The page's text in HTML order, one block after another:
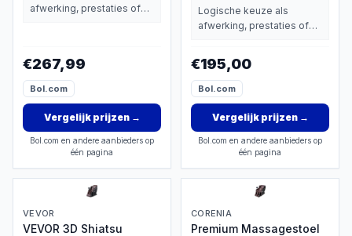
afwerking, prestaties of
€267,99
Bol.com
Vergelijk prijzen→
Bol.com en andere aanbieders op
één pagina
Logische keuze als
afwerking, prestaties of
€195,00
Bol.com
Vergelijk prijzen→
Bol.com en andere aanbieders op
één pagina
VEVOR
VEVOR 3D Shiatsu
CORENIA
Premium Massagestoel